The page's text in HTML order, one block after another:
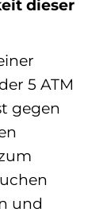
dieser
5 ATM
gegen
und